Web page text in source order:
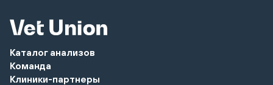
Каталог анализов
Команда
Клиники-партнеры